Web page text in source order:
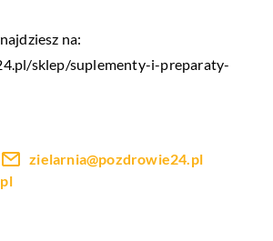
na:
sklep/suplementy-i-preparaty-
zielarnia@pozdrowie24.pl